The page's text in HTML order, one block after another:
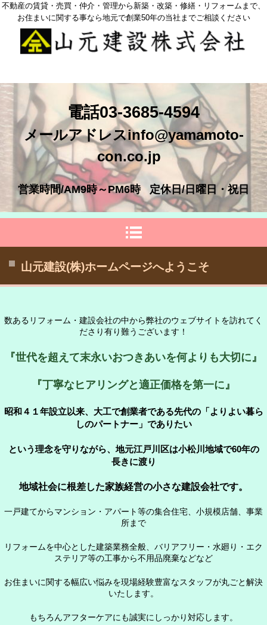
不動産の賃貸・売買・仲介・管理から新築・改築・修繕・リフォームまで、
お住まいに関する事なら地元で創業50年の当社までご相談ください
電話03-3685-4594
メールアドレスinfo@yamamoto-
con.co.jp
営業時間/AM9時～PM6時 定休日/日曜日・祝日
山元建設(株)ホームページへようこそ
数あるリフォーム・建設会社の中から弊社のウェブサイトを訪れてく
ださり有り難うございます！
『世代を超えて末永いおつきあいを何よりも大切に』
『丁寧なヒアリングと適正価格を第一に』
昭和４１年設立以来、大工で創業者である先代の「よりよい暮ら
しのパートナー」でありたい
という理念を守りながら、地元江戸川区は小松川地域で60年の
長きに渡り
地域社会に根差した家族経営の小さな建設会社です。
一戸建てからマンション・アパート等の集合住宅、小規模店舗、事業
所まで
リフォームを中心とした建築業務全般、バリアフリー・水廻り・エク
ステリア等の工事から不用品廃棄などなど
お住まいに関する幅広い悩みを現場経験豊富なスタッフが丸ごと解決
いたします。
もちろんアフターケアにも誠実にしっかり対応します。